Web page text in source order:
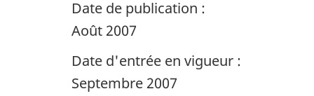
Date de publication :
Août 2007
Date d'entrée en vigueur :
Septembre 2007